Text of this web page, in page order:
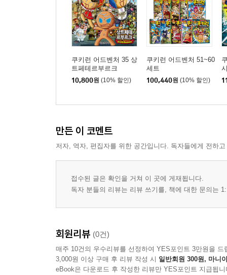
쿠키런 어드벤처 35 상
트페테르부르크
10,800원 (10% 할인)
쿠키런 어드벤처 51~60
세트
100,440원 (10% 할인)
만든 이 코멘트
저자, 역자, 편집자를 위한 공간입니다. 독자들에게 전하
접수된 글은 확인을 거쳐 이 곳에 게재됩니다.
독자 분들의 리뷰는 리뷰 쓰기를, 책에 대한 문의는
회원리뷰 (0건)
매주 10건의 우수리뷰를 선정하여 YES포인트 3만원을 드
3,000원 이상 구매 후 리뷰 작성 시 일반회원 300원, 마니
eBook은 다운로드 후 작성한 리뷰만 YES포인트 지급됩니